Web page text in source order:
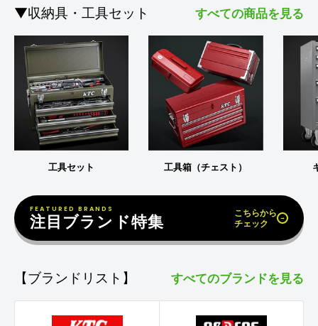
▼収納具・工具セット すべての商品を見る
工具セット 工具箱（チェスト）
FEATURED BRANDS
注目ブランド特集
こちらから
チェック
→
【ブランドリスト】 すべてのブランドを見る